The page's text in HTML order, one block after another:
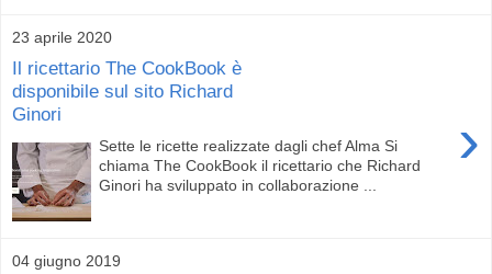
23 aprile 2020
Il ricettario The CookBook è
disponibile sul sito Richard
Ginori
›
Sette le ricette realizzate dagli chef Alma Si
chiama The CookBook il ricettario che Richard
Ginori ha sviluppato in collaborazione ...
04 giugno 2019